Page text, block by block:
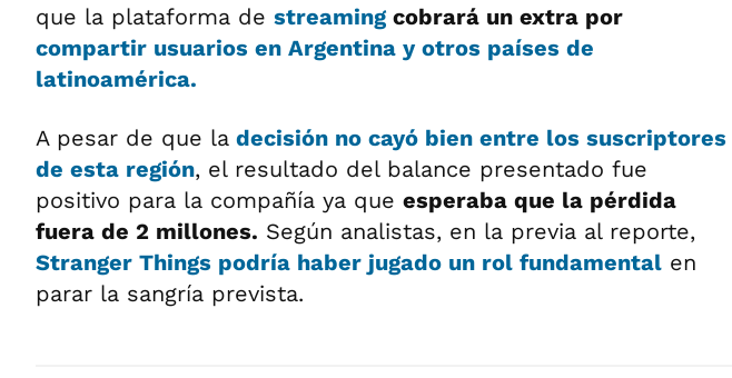
que la plataforma de streaming cobrará un extra por
compartir usuarios en Argentina y otros países de
latinoamérica.
A pesar de que la decisión no cayó bien entre los suscriptores
de esta región, el resultado del balance presentado fue
positivo para la compañía ya que esperaba que la pérdida
fuera de 2 millones. Según analistas, en la previa al reporte,
Stranger Things podría haber jugado un rol fundamental en
parar la sangría prevista.